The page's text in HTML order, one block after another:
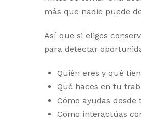
más que nadie puede
Así que si eliges
para detectar
Quién eres y qué
Qué haces en tu
Cómo ayudas
Cómo interactúas